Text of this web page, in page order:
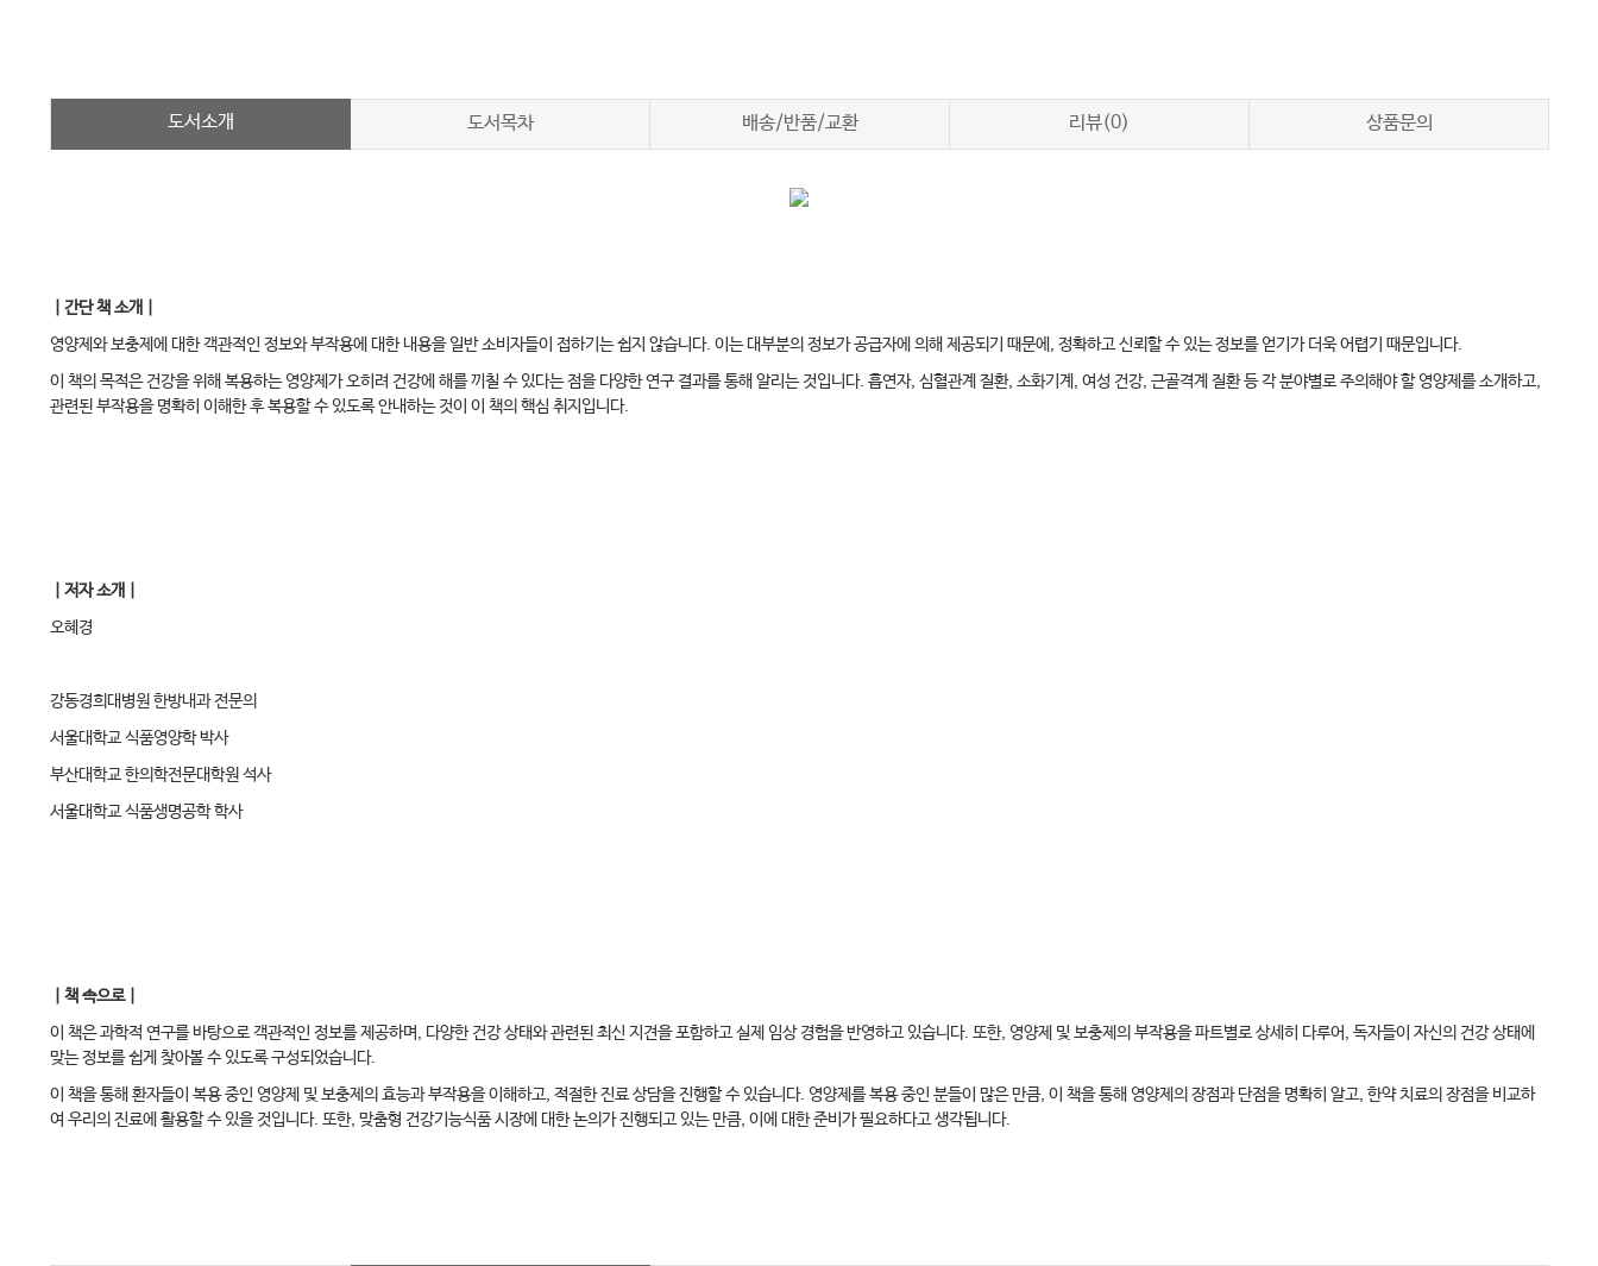
도서소개 도서목차 배송/반품/교환 리뷰(0) 상품문의
｜간단 책 소개｜
영양제와 보충제에 대한 객관적인 정보와 부작용에 대한 내용을 일반 소비자들이 접하기는 쉽지 않습니다. 이는 대부분의 정보가 공급자에 의해 제공되기 때문에, 정확하고 신뢰할 수 있는 정보를 얻기가 더욱 어렵기 때문입니다.
이 책의 목적은 건강을 위해 복용하는 영양제가 오히려 건강에 해를 끼칠 수 있다는 점을 다양한 연구 결과를 통해 알리는 것입니다. 흡연자, 심혈관계 질환, 소화기계, 여성 건강, 근골격계 질환 등 각 분야별로 주의해야 할 영양제를 소개하고,
관련된 부작용을 명확히 이해한 후 복용할 수 있도록 안내하는 것이 이 책의 핵심 취지입니다.
｜저자 소개｜
오혜경
강동경희대병원 한방내과 전문의
서울대학교 식품영양학 박사
부산대학교 한의학전문대학원 석사
서울대학교 식품생명공학 학사
｜책 속으로｜
이 책은 과학적 연구를 바탕으로 객관적인 정보를 제공하며, 다양한 건강 상태와 관련된 최신 지견을 포함하고 실제 임상 경험을 반영하고 있습니다. 또한, 영양제 및 보충제의 부작용을 파트별로 상세히 다루어, 독자들이 자신의 건강 상태에
맞는 정보를 쉽게 찾아볼 수 있도록 구성되었습니다.
이 책을 통해 환자들이 복용 중인 영양제 및 보충제의 효능과 부작용을 이해하고, 적절한 진료 상담을 진행할 수 있습니다. 영양제를 복용 중인 분들이 많은 만큼, 이 책을 통해 영양제의 장점과 단점을 명확히 알고, 한약 치료의 장점을 비교하
여 우리의 진료에 활용할 수 있을 것입니다. 또한, 맞춤형 건강기능식품 시장에 대한 논의가 진행되고 있는 만큼, 이에 대한 준비가 필요하다고 생각됩니다.